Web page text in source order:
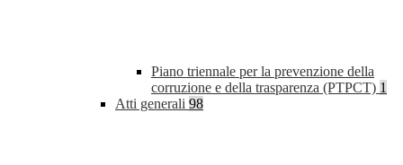
Piano triennale per la prevenzione della
corruzione e della trasparenza (PTPCT) 1
Atti generali 98